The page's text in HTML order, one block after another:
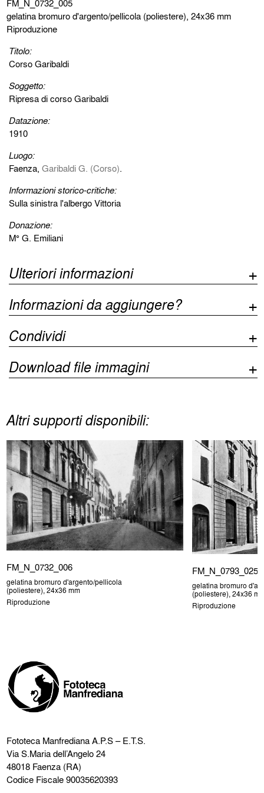
FM_N_0732_005
gelatina bromuro d'argento/pellicola (poliestere), 24x36 mm
Riproduzione
Titolo:
Corso Garibaldi
Soggetto:
Ripresa di corso Garibaldi
Datazione:
1910
Luogo:
Faenza,Garibaldi G. (Corso).
Informazioni storico-critiche:
Sulla sinistra l'albergo Vittoria
Donazione:
M° G. Emiliani
Ulteriori informazioni
Informazioni da aggiungere?
Condividi
Download file immagini
Altri supporti disponibili:
FM_N_0732_006
gelatina bromuro d'argento/pellicola
(poliestere), 24x36 mm
Riproduzione
FM_N_0793_025
gelatina bromuro
(poliestere), 24x36
Riproduzione
Fototeca ManfredianaA.P.S – E.T.S.
Via S.Maria dell’Angelo 24
48018 Faenza (RA)
Codice Fiscale 90035620393